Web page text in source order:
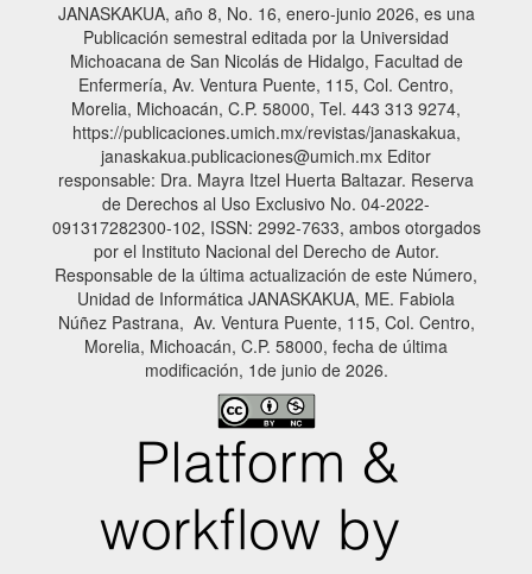
JANASKAKUA, año 8, No. 16, enero-junio 2026, es una
Publicación semestral editada por la Universidad
Michoacana de San Nicolás de Hidalgo, Facultad de
Enfermería, Av. Ventura Puente, 115, Col. Centro,
Morelia, Michoacán, C.P. 58000, Tel. 443 313 9274,
https://publicaciones.umich.mx/revistas/janaskakua,
janaskakua.publicaciones@umich.mx Editor
responsable: Dra. Mayra Itzel Huerta Baltazar. Reserva
de Derechos al Uso Exclusivo No. 04-2022-
091317282300-102, ISSN: 2992-7633, ambos otorgados
por el Instituto Nacional del Derecho de Autor.
Responsable de la última actualización de este Número,
Unidad de Informática JANASKAKUA, ME. Fabiola
Núñez Pastrana, Av. Ventura Puente, 115, Col. Centro,
Morelia, Michoacán, C.P. 58000, fecha de última
modificación, 1de junio de 2026.